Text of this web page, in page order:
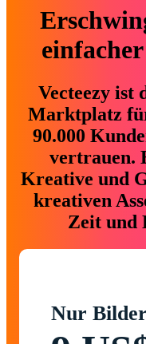
Vecteezy ist
Marktplatz
90.000
vertrauen.
Kreative und
kreativen
Zeit und
Nur Bilder